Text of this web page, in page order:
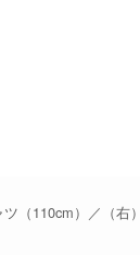
ツ（110cm）／（右